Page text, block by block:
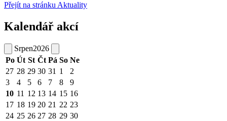
Přejít na stránku Aktuality
Kalendář akcí
Srpen2026
Po Út St Čt Pá So Ne
27 28 29 30 31 1
2
3
4 5 6 7 8
9
10 11 12 13 14 15 16
17 18 19 20 21 22 23
24 25 26 27 28 29 30